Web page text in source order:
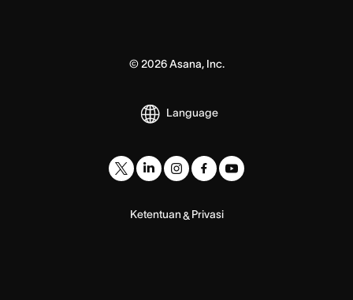
© 2026Asana, Inc.
Language
Ketentuan& Privasi